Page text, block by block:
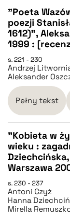
BIBTEX
pobierz cytat
CZYSTY TEKST
pobierz cytat
BIBTEX
pobierz cytat
"Poeta
poezji
1612)",
1999 :
s. 221 - 230
Andrzej
Aleksander
Pełny tekst
CZYSTY TEKST
pobierz cytat
BIBTEX
"Kobieta w
wieku :
Warszawa
s. 230 - 237
Antoni Czyż
Hanna
Mirella